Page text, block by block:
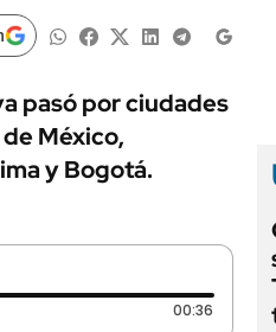
AUTOS
pasó por ciudades
México,
y Bogotá.
00:36